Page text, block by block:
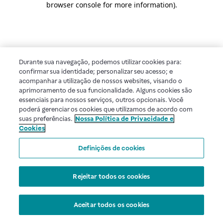
browser console for more information).
Durante sua navegação, podemos utilizar cookies para:
confirmar sua identidade; personalizar seu acesso; e
acompanhar a utilização de nossos websites, visando o
aprimoramento de sua funcionalidade. Alguns cookies são
essenciais para nossos serviços, outros opcionais. Você
poderá gerenciar os cookies que utilizamos de acordo com
suas preferências. Nossa Política de Privacidade e
Cookies
Definições de cookies
Rejeitar todos os cookies
Aceitar todos os cookies